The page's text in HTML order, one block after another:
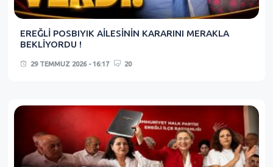
EREĞLİ POSBIYIK AİLESİNİN KARARINI MERAKLA
BEKLİYORDU !
29 TEMMUZ 2026 - 16:17 20